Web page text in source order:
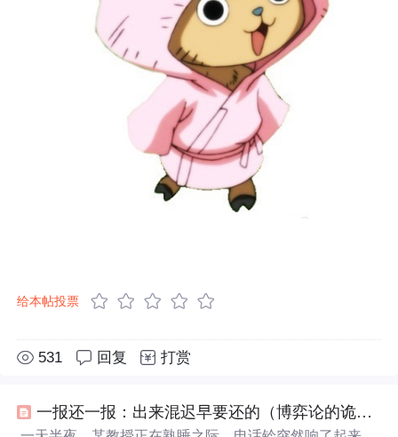
给本帖投票
531 回复 打赏
一报还一报：出来混迟早要还的（博弈论的诡计）